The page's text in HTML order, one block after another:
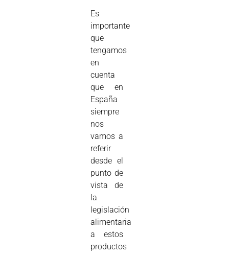
Es
importante
que
tengamos
en
cuenta
que en
España
siempre
nos
vamos a
referir
desde el
punto de
vista de
la
legislación
alimentaria
a estos
productos